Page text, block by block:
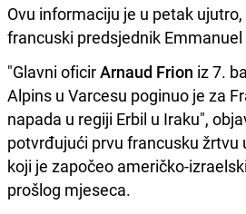
Ovu informaciju je u petak
francuski predsjednik
"Glavni oficirArnaud Frion iz 7.
Alpins u Varcesu poginuo je za
napada u regiji Erbil u Iraku",
potvrđujući prvu francusku žrtvu
koji je započeo američko-
prošlog mjeseca.